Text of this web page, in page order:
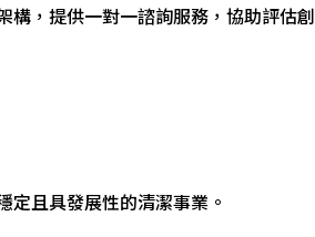
，提供一對一諮詢服務，協助評估
定且具發展性的清潔事業。